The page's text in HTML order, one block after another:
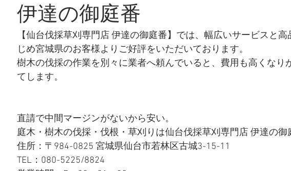
伊達の御庭番
【仙台伐採草刈専門店 伊達の御庭番】では、幅広いサービスと
じめ宮城県のお客様よりご好評をいただいております。
樹木の伐採の作業を別々に業者へ頼んでいると、費用も高くなり
てします。
直請で中間マージンがないから安い。
庭木・樹木の伐採・伐根・草刈りは仙台伐採草刈専門店 伊達の御
住所：〒984-0825 宮城県仙台市若林区古城3-15-11
TEL：080-5225/8824